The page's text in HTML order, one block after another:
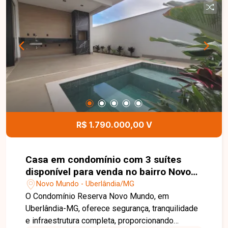
implantação de projeto BTS (Built to Suit), além
de pátio com aproximadamente 40m². Será
entregue com elevador instalado, e os banheiros
poderão ser executados conforme a
necessidade do futuro ocupante. O espaço
oferece excelente potencial para instalação de
docas, centros de distribuição, armazenagem e
diversos segmentos industriais ou logísticos. O
pátio externo poderá ser negociado
separadamente, proporcionando ainda mais
flexibilidade ao projeto. Entre em contato para
conhecer esta excelente oportunidade comercial.
R$ 1.790.000,00 V
Casa em condomínio com 3 suítes
disponível para venda no bairro Novo
Mundo em Uberlândia-MG
Novo Mundo - Uberlândia/MG
O Condomínio Reserva Novo Mundo, em
Uberlândia-MG, oferece segurança, tranquilidade
e infraestrutura completa, proporcionando